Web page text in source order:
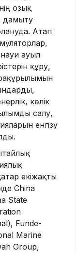
озық
дамыту
Атап
ауыл
құру,
көлік
салу,
енгізу
екіжақты
China
State
Funde-
Marine
Group,